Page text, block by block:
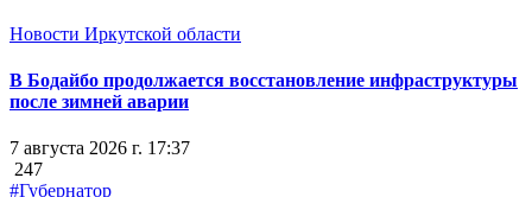
Новости Иркутской области
В Бодайбо продолжается восстановление инфраструктуры
после зимней аварии
7 августа 2026 г. 17:37
247
#Губернатор